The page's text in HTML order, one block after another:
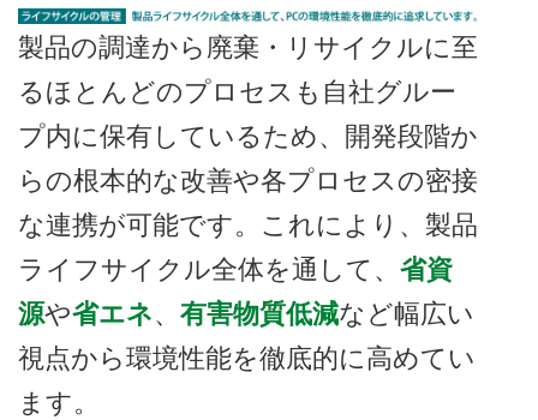
製品の調達から廃棄・リサイクルに至
るほとんどのプロセスも自社グルー
プ内に保有しているため、開発段階か
らの根本的な改善や各プロセスの密接
な連携が可能です。これにより、製品
ライフサイクル全体を通して、 省資
源や省エネ、 有害物質低減など幅広い
視点から環境性能を徹底的に高めてい
ます。